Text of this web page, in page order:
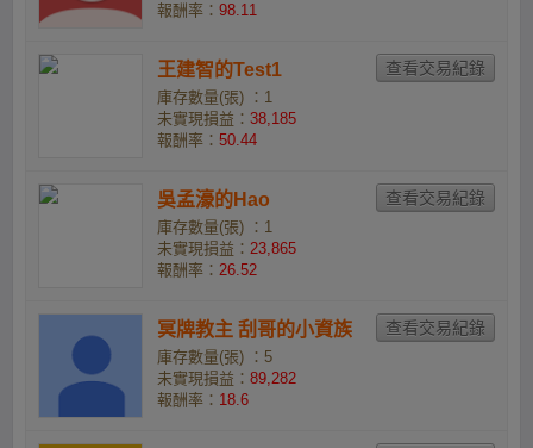
報酬率： 98.11
王建智的Test1
庫存數量(張) ：1
未實現損益： 38,185
報酬率： 50.44
吳孟濠的Hao
庫存數量(張) ：1
未實現損益： 23,865
報酬率： 26.52
冥牌教主 刮哥的小資族
庫存數量(張) ：5
未實現損益： 89,282
報酬率： 18.6